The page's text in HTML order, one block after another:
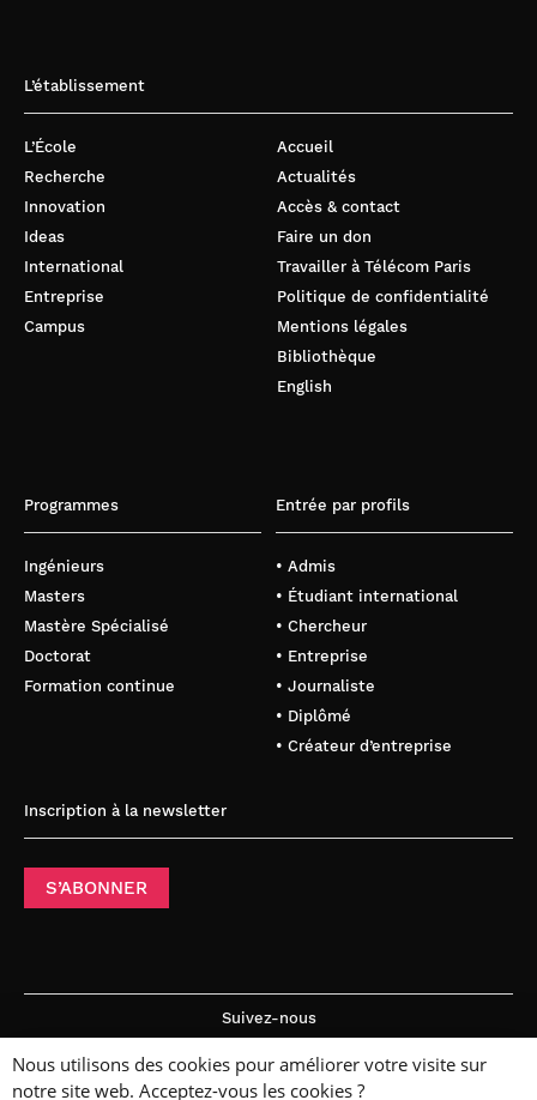
L’établissement
L’École
Recherche
Innovation
Ideas
International
Entreprise
Campus
Accueil
Actualités
Accès & contact
Faire un don
Travailler à Télécom Paris
Politique de confidentialité
Mentions légales
Bibliothèque
English
Programmes
Ingénieurs
Masters
Mastère Spécialisé
Doctorat
Formation continue
Entrée par profils
• Admis
• Étudiant international
• Chercheur
• Entreprise
• Journaliste
• Diplômé
• Créateur d’entreprise
Inscription à la newsletter
S’ABONNER
Suivez-nous
Nous utilisons des cookies pour améliorer votre visite sur
notre site web. Acceptez-vous les cookies ?